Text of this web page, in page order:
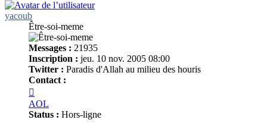
yacoub
Être-soi-meme
Messages : 21935
Inscription : jeu. 10 nov. 2005 08:00
Twitter : Paradis d'Allah au milieu des houris
Contact :
yacoub
AOL
Status : Hors-ligne